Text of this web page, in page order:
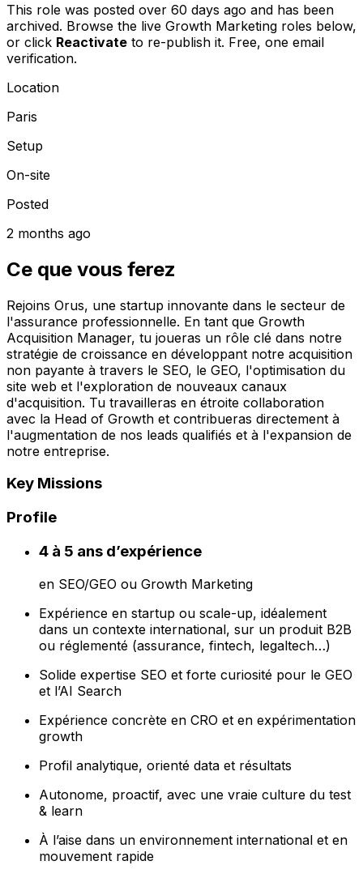
This role was posted over 60 days ago and has been
archived. Browse the live Growth Marketing roles below,
or click Reactivate to re-publish it. Free, one email
verification.
Location
Paris
Setup
On-site
Posted
2 months ago
Ce que vous ferez
Rejoins Orus, une startup innovante dans le secteur de
l'assurance professionnelle. En tant que Growth
Acquisition Manager, tu joueras un rôle clé dans notre
stratégie de croissance en développant notre acquisition
non payante à travers le SEO, le GEO, l'optimisation du
site web et l'exploration de nouveaux canaux
d'acquisition. Tu travailleras en étroite collaboration
avec la Head of Growth et contribueras directement à
l'augmentation de nos leads qualifiés et à l'expansion de
notre entreprise.
Key Missions
Profile
4 à 5 ans d’expérience
en SEO/GEO ou Growth Marketing
Expérience en startup ou scale-up, idéalement
dans un contexte international, sur un produit B2B
ou réglementé (assurance, fintech, legaltech…)
Solide expertise SEO et forte curiosité pour le GEO
et l’AI Search
Expérience concrète en CRO et en expérimentation
growth
Profil analytique, orienté data et résultats
Autonome, proactif, avec une vraie culture du test
& learn
À l’aise dans un environnement international et en
mouvement rapide